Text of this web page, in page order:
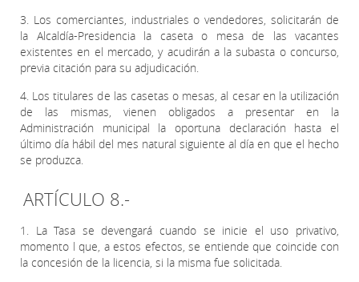
3. Los comerciantes, industriales o vendedores, solicitarán de
la Alcaldía-Presidencia la caseta o mesa de las vacantes
existentes en el mercado, y acudirán a la subasta o concurso,
previa citación para su adjudicación.
4. Los titulares de las casetas o mesas, al cesar en la utilización
de las mismas, vienen obligados a presentar en la
Administración municipal la oportuna declaración hasta el
último día hábil del mes natural siguiente al día en que el hecho
se produzca.
ARTÍCULO 8.-
1. La Tasa se devengará cuando se inicie el uso privativo,
momento l que, a estos efectos, se entiende que coincide con
la concesión de la licencia, si la misma fue solicitada.